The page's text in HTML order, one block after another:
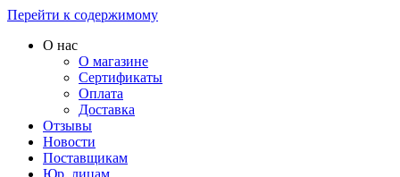
Перейти к содержимому
О нас
О магазине
Сертификаты
Оплата
Доставка
Отзывы
Новости
Поставщикам
Юр. лицам